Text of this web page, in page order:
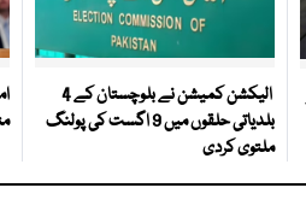
الیکشن کمیشن نے بلوچستان کے 4
بلدیاتی حلقوں میں 9 اگست کی پولنگ
ملتوی کردی